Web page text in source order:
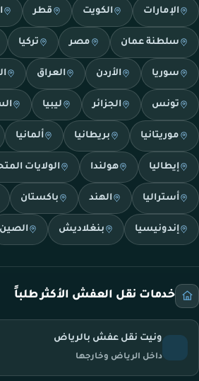
الإمارات الكويت قطر
سلطنة عمان مصر تركيا
سوريا الأردن العراق
تونس الجزائر ليبيا
موريتانيا بريطانيا ألمانيا
إيطاليا هولندا الولايات
أستراليا الهند باكستان
إندونيسيا بنغلاديش الصين
خدمات نقل العفش الأكثر طلباً
ونيت نقل عفش بالرياض
داخل الرياض وخارجها